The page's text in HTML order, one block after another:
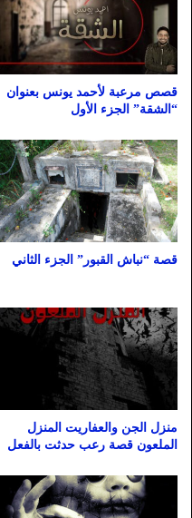
قصص مرعبة لأحمد يونس بعنوان
“الشقة” الجزء الأول
قصة “نباش القبور” الجزء الثاني
منزل الجن والعفاريت المنزل
الملعون قصة رعب حدثت بالفعل